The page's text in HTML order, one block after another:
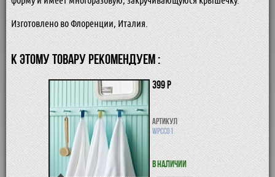
Изготовлено во Флоренции, Италия.
К ЭТОМУ ТОВАРУ РЕКОМЕНДУЕМ :
399 р
Артикул
WPCC01
В наличии